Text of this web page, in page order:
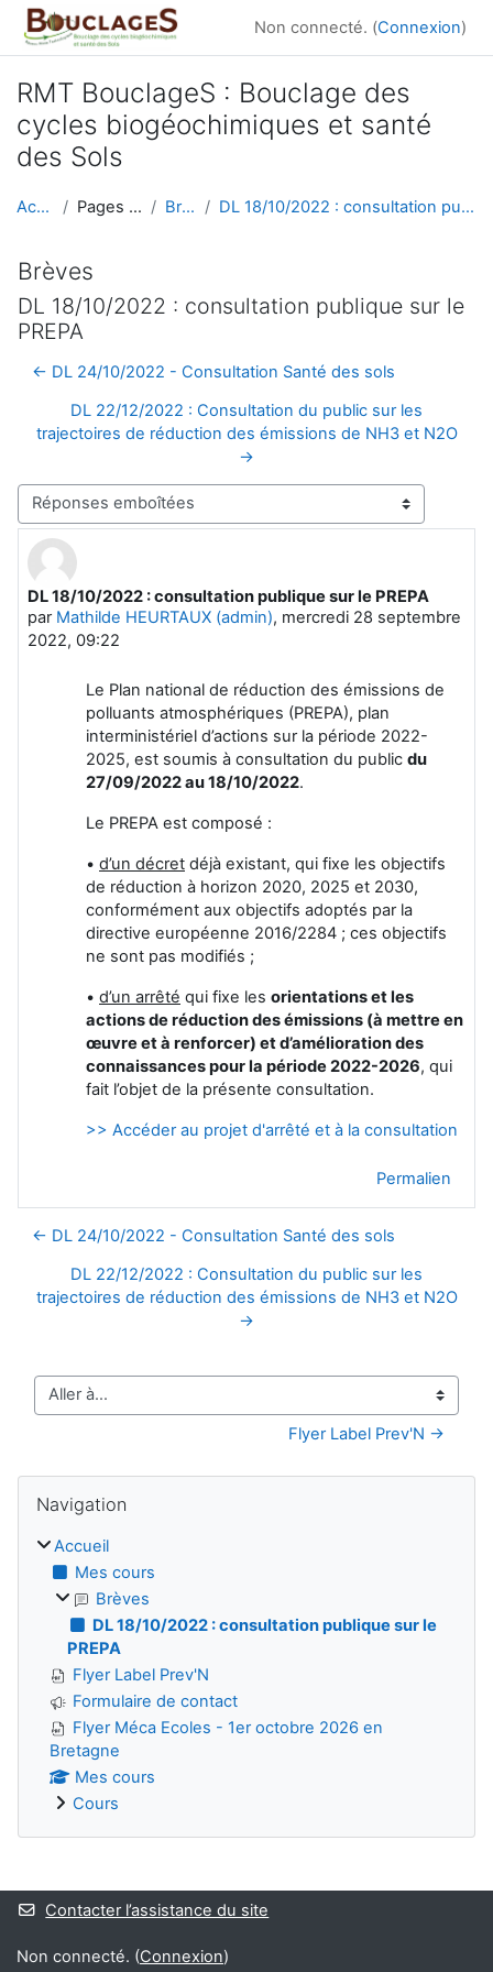
Passer au contenu principal
Non connecté. (Connexion)
RMT BouclageS : Bouclage des
cycles biogéochimiques et santé
des Sols
Accueil Pages du site Brèves DL 18/10/2022 : consultation publique sur le PREPA
Brèves
DL 18/10/2022 : consultation publique sur le
PREPA
← DL 24/10/2022 - Consultation Santé des sols
DL 22/12/2022 : Consultation du public sur les
trajectoires de réduction des émissions de NH3 et N2O
→
Type d’affichage
DL 18/10/2022 : consultation publique sur le PREPA
par Mathilde HEURTAUX (admin), mercredi 28 septembre
2022, 09:22
Nombre de réponses : 0
Le Plan national de réduction des émissions de
polluants atmosphériques (PREPA), plan
interministériel d’actions sur la période 2022-
2025, est soumis à consultation du public du
27/09/2022 au 18/10/2022.
Le PREPA est composé :
• d’un décret déjà existant, qui fixe les objectifs
de réduction à horizon 2020, 2025 et 2030,
conformément aux objectifs adoptés par la
directive européenne 2016/2284 ; ces objectifs
ne sont pas modifiés ;
• d’un arrêté qui fixe les orientations et les
actions de réduction des émissions (à mettre en
œuvre et à renforcer) et d’amélioration des
connaissances pour la période 2022-2026, qui
fait l’objet de la présente consultation.
>> Accéder au projet d'arrêté et à la consultation
Permalien
← DL 24/10/2022 - Consultation Santé des sols
DL 22/12/2022 : Consultation du public sur les
trajectoires de réduction des émissions de NH3 et N2O
→
Aller à…
Flyer Label Prev'N →
Blocs
Navigation
Accueil
Mes cours
Brèves
DL 18/10/2022 : consultation publique sur le
PREPA
Flyer Label Prev'N
Formulaire de contact
Flyer Méca Ecoles - 1er octobre 2026 en
Bretagne
Mes cours
Cours
Blocs
Contacter l’assistance du site
Non connecté. (Connexion)